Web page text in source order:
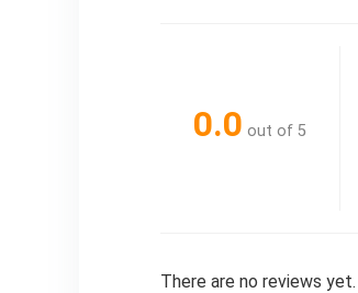
0.0 out of 5
There are no reviews yet.